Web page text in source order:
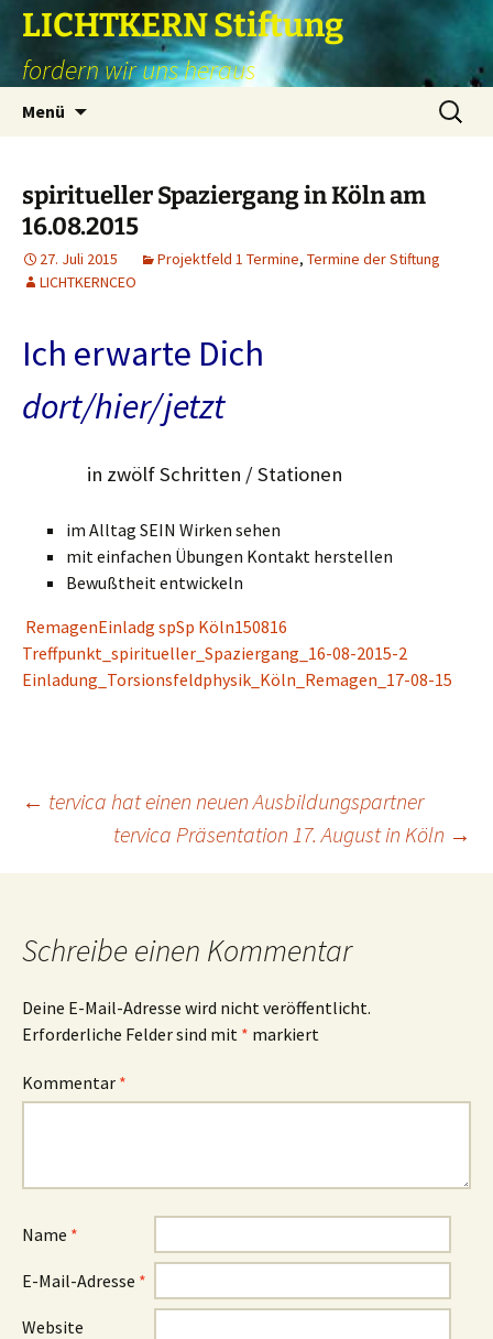
Zum
Inhalt
springen
LICHTKERN Stiftung
fordern wir uns heraus
Menü
Suchen
nach:
spiritueller Spaziergang in Köln am
16.08.2015
27. Juli 2015 Projektfeld 1 Termine, Termine der Stiftung
LICHTKERNCEO
Ich erwarte Dich
dort/hier/jetzt
in zwölf Schritten / Stationen
im Alltag SEIN Wirken sehen
mit einfachen Übungen Kontakt herstellen
Bewußtheit entwickeln
RemagenEinladg spSp Köln150816
Treffpunkt_spiritueller_Spaziergang_16-08-2015-2
Einladung_Torsionsfeldphysik_Köln_Remagen_17-08-15
Beitragsnavigation
← tervica hat einen neuen Ausbildungspartner
tervica Präsentation 17. August in Köln →
Schreibe einen Kommentar
Deine E-Mail-Adresse wird nicht veröffentlicht.
Erforderliche Felder sind mit * markiert
Kommentar *
Name *
E-Mail-Adresse *
Website